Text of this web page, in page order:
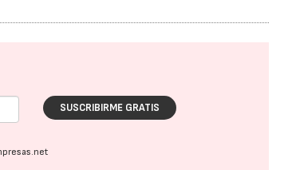
SUSCRIBIRME GRATIS